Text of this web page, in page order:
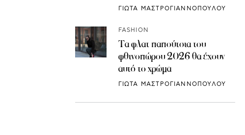
ΓΙΩΤΑ ΜΑΣΤΡΟΓΙΑΝΝΟΠΟΥΛΟΥ
FASHION
Τα φλατ παπούτσια του
φθινοπώρου 2026 θα έχουν
αυτό το χρώμα
ΓΙΩΤΑ ΜΑΣΤΡΟΓΙΑΝΝΟΠΟΥΛΟΥ